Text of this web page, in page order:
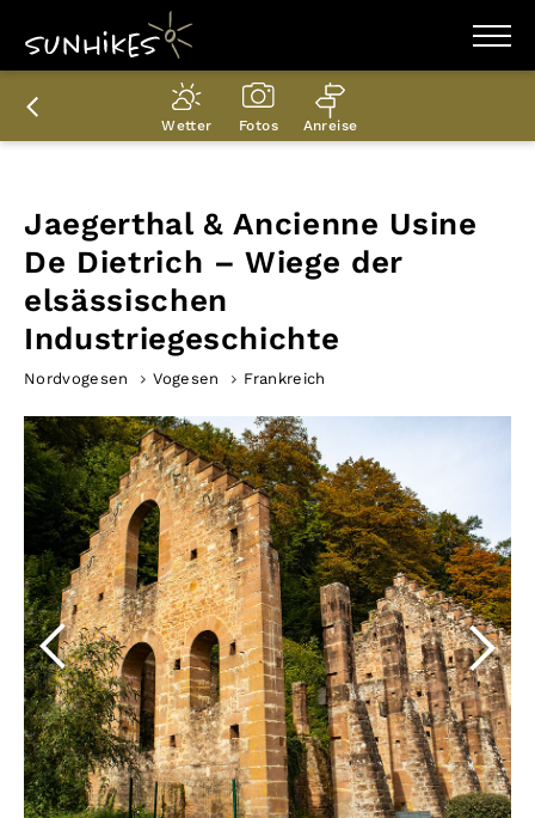
WANDERZIELE
WANDERUNGEN
ENTDECKEN
PLANER
Wetter Fotos Anreise
Jaegerthal & Ancienne Usine
De Dietrich – Wiege der
elsässischen
Industriegeschichte
Nordvogesen Vogesen Frankreich